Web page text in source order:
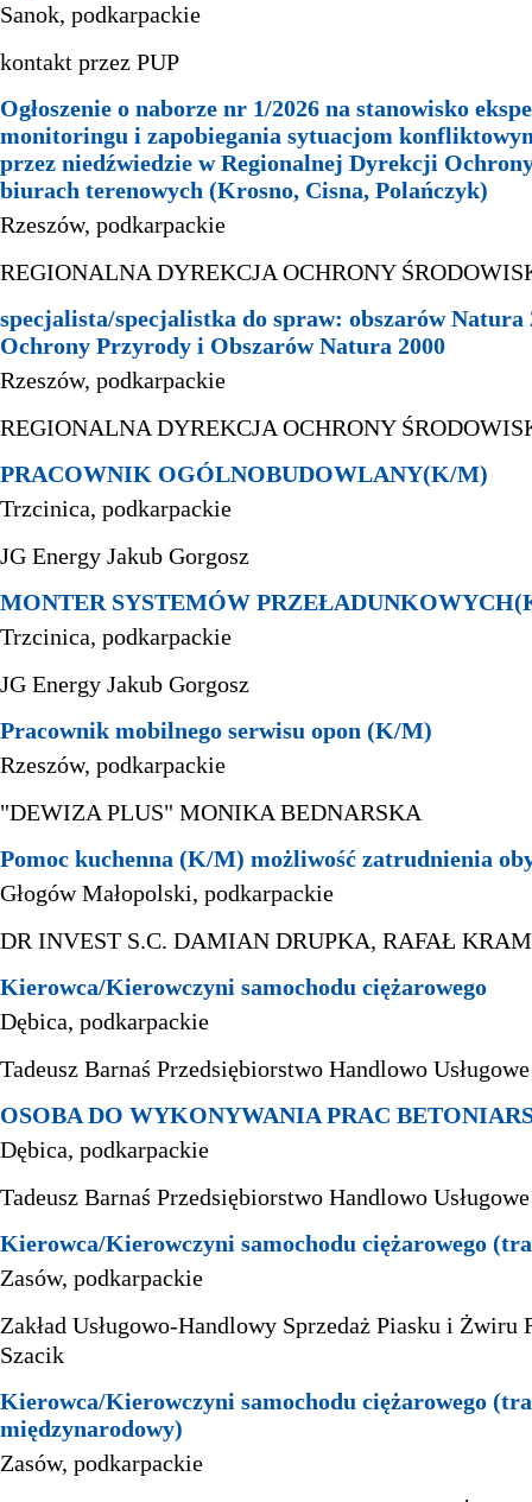
Sanok, podkarpackie
kontakt przez PUP
Ogłoszenie o naborze nr 1/2026 na stanowisko
monitoringu i zapobiegania sytuacjom
przez niedźwiedzie w Regionalnej Dyrekcji
biurach terenowych (Krosno, Cisna, Polańczyk)
Rzeszów, podkarpackie
REGIONALNA DYREKCJA OCHRONY
specjalista/specjalistka do spraw: obszarów Natura
Ochrony Przyrody i Obszarów Natura 2000
Rzeszów, podkarpackie
REGIONALNA DYREKCJA OCHRONY
PRACOWNIK OGÓLNOBUDOWLANY(K/M)
Trzcinica, podkarpackie
JG Energy Jakub Gorgosz
MONTER SYSTEMÓW
Trzcinica, podkarpackie
JG Energy Jakub Gorgosz
Pracownik mobilnego serwisu opon (K/M)
Rzeszów, podkarpackie
"DEWIZA PLUS" MONIKA BEDNARSKA
Pomoc kuchenna (K/M) możliwość zatrudnienia
Głogów Małopolski, podkarpackie
DR INVEST S.C. DAMIAN DRUPKA, RAFAŁ
Kierowca/Kierowczyni samochodu ciężarowego
Dębica, podkarpackie
Tadeusz Barnaś Przedsiębiorstwo Handlowo
OSOBA DO WYKONYWANIA PRAC
Dębica, podkarpackie
Tadeusz Barnaś Przedsiębiorstwo Handlowo
Kierowca/Kierowczyni samochodu ciężarowego
Zasów, podkarpackie
Zakład Usługowo-Handlowy Sprzedaż Piasku i Żwiru
Szacik
Kierowca/Kierowczyni samochodu ciężarowego
międzynarodowy)
Zasów, podkarpackie